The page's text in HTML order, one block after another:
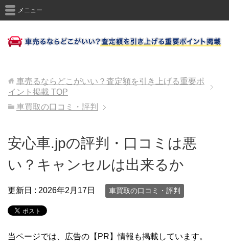
メニュー
車売るならどこがいい？査定額を引き上げる重要ポ
イント掲載 TOP
車買取の口コミ・評判
安心車.jpの評判・口コミは悪
い？キャンセルは出来るか
更新日 : 2026年2月17日 車買取の口コミ・評判
当ページでは、広告の【PR】情報も掲載しています。